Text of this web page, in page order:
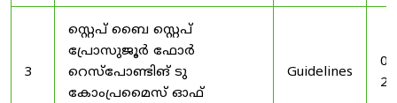
3
സ്റ്റെപ് ബൈ സ്റ്റെപ്
പ്രോസുജൂർ ഫോർ
റെസ്‌പോണ്ടിങ് ടു
കോംപ്രമൈസ് ഓഫ്
Guidelines